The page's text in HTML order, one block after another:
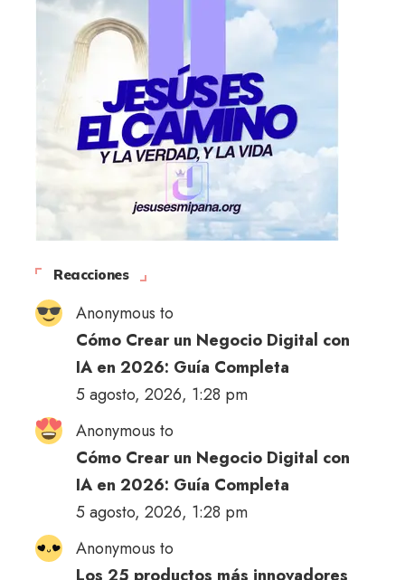
Reacciones
Anonymous to
Cómo Crear un Negocio Digital con
IA en 2026: Guía Completa
5 agosto, 2026, 1:28 pm
Anonymous to
Cómo Crear un Negocio Digital con
IA en 2026: Guía Completa
5 agosto, 2026, 1:28 pm
Anonymous to
Los 25 productos más innovadores